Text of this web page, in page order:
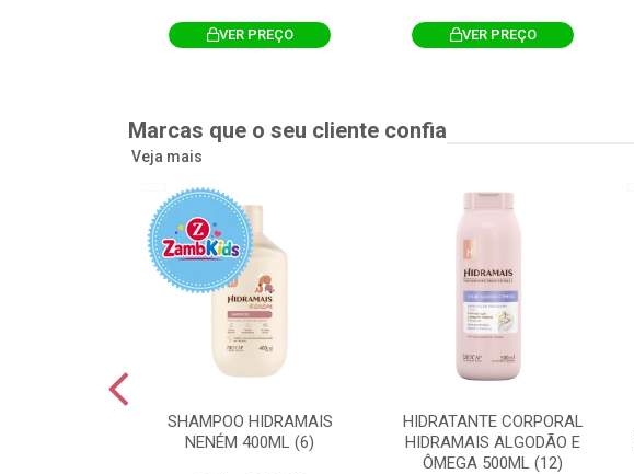
VER PREÇO VER PREÇO
Marcas que o seu cliente confia
Veja mais
SHAMPOO HIDRAMAIS
NENÉM 400ML (6)
HIDRATANTE CORPORAL
HIDRAMAIS ALGODÃO E
ÔMEGA 500ML (12)